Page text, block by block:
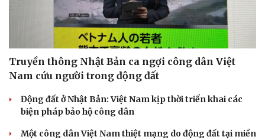
Doanh nghiệp
Thông tin doanh nghiệp
Doanh nghiệp 24h
Doanh nhân
Vì cộng đồng
Công nghệ
Sành điệu
Trải nghiệm
Truyền thông Nhật Bản ca ngợi công dân Việt
Nam cứu người trong động đất
Động đất ở Nhật Bản: Việt Nam kịp thời triển khai các
biện pháp bảo hộ công dân
Một công dân Việt Nam thiệt mạng do động đất tại miền